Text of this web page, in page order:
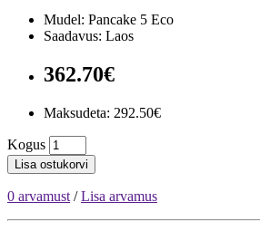
Mudel: Pancake 5 Eco
Saadavus: Laos
362.70€
Maksudeta: 292.50€
Kogus
Lisa ostukorvi
0 arvamust /Lisa arvamus